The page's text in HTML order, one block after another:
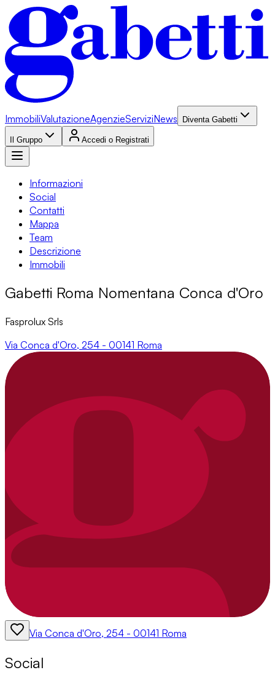
ImmobiliValutazioneAgenzieServiziNews Diventa Gabetti
Il Gruppo Accedi o Registrati
Informazioni
Social
Contatti
Mappa
Team
Descrizione
Immobili
Gabetti Roma Nomentana Conca d'Oro
Fasprolux Srls
Via Conca d'Oro, 254 - 00141 Roma
Via Conca d'Oro, 254 - 00141 Roma
Social